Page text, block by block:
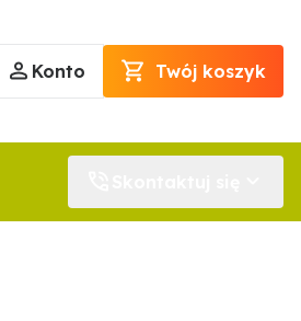
Konto Twój koszyk